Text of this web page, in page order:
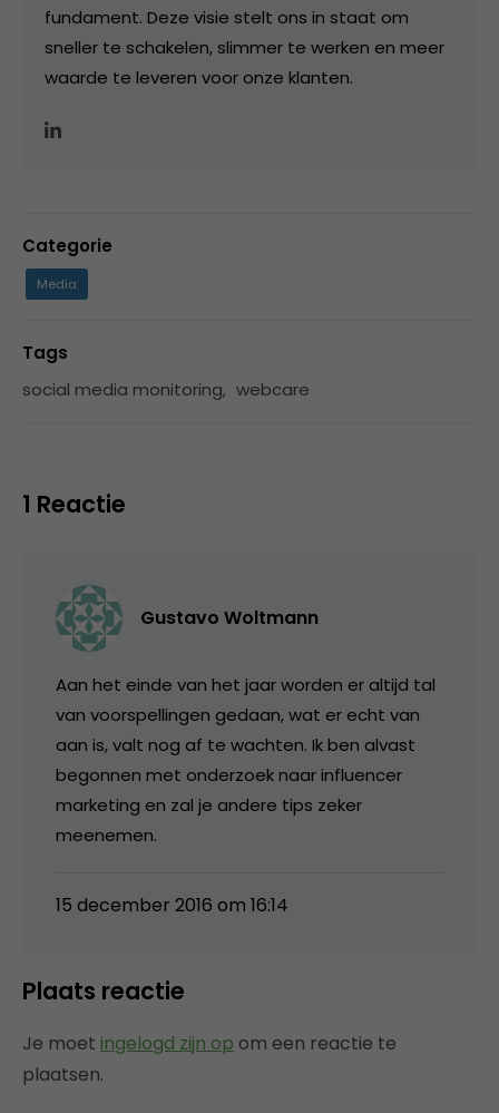
fundament. Deze visie stelt ons in staat om
sneller te schakelen, slimmer te werken en meer
waarde te leveren voor onze klanten.
Categorie
Media
Tags
social media monitoring, webcare
1 Reactie
Gustavo Woltmann
Aan het einde van het jaar worden er altijd tal
van voorspellingen gedaan, wat er echt van
aan is, valt nog af te wachten. Ik ben alvast
begonnen met onderzoek naar influencer
marketing en zal je andere tips zeker
meenemen.
15 december 2016 om 16:14
Plaats reactie
Je moet ingelogd zijn op om een reactie te
plaatsen.